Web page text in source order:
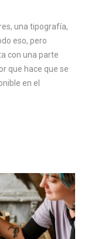
una tipografía,
eso, pero
con una parte
que hace que se
en el